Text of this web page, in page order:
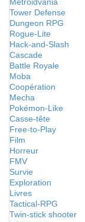
Tower Defense
Dungeon RPG
Rogue-Lite
Hack-and-Slash
Cascade
Battle Royale
Moba
Coopération
Mecha
Pokémon-Like
Casse-tête
Free-to-Play
Film
Horreur
FMV
Survie
Exploration
Livres
Tactical-RPG
Twin-stick shooter